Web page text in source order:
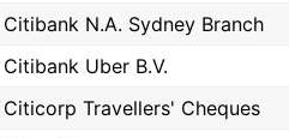
Citibank N.A. Sydney Branch
Citibank Uber B.V.
Citicorp Travellers' Cheques